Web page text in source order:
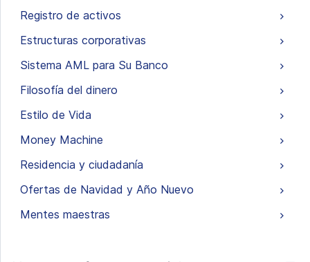
Registro de activos
Estructuras corporativas
Sistema AML para Su Banco
Filosofía del dinero
Estilo de Vida
Money Machine
Residencia y ciudadanía
Ofertas de Navidad y Año Nuevo
Mentes maestras